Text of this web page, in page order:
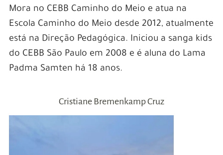
Mora no CEBB Caminho do Meio e atua na
Escola Caminho do Meio desde 2012, atualmente
está na Direção Pedagógica. Iniciou a sanga kids
do CEBB São Paulo em 2008 e é aluna do Lama
Padma Samten há 18 anos.
Cristiane Bremenkamp Cruz